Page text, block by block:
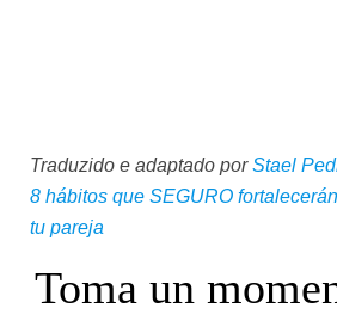
Traduzido e adaptado por Stael
8 hábitos que SEGURO
tu pareja
Toma un